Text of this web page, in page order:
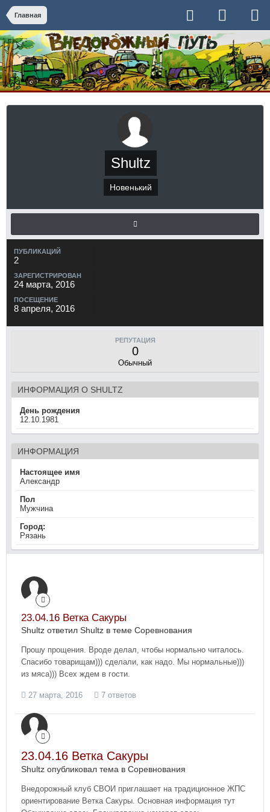
Главная
Shultz
Новенький
ПУБЛИКАЦИЙ
2
ЗАРЕГИСТРИРОВАН
24 марта, 2016
ПОСЕЩЕНИЕ
8 апреля, 2016
РЕПУТАЦИЯ
0
Обычный
ИНФОРМАЦИЯ О SHULTZ
День рождения
12.10.1981
ИНФОРМАЦИЯ
Настоящее имя
Александр
Пол
Мужчина
Город:
Рязань
23.04.16 Ветка Сакуры
Shultz ответил Shultz в теме Соревнования
Прошу прощения. Вроде делал, чтобы нормально читалось.
Спасибо товарищам))) сделали, как надо. Мы нормальные)))
из мяса))) Всех ждем в гости.
27 марта, 2016 7 ответов
23.04.16 Ветка Сакуры
Shultz опубликовал тема в Соревнования
Внедорожный клуб СВОИ приглашает на традиционное ЖПС
ориентирование Ветка Сакуры. Основная информация тут